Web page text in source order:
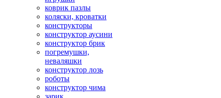
коврик пазлы
коляски, кроватки
конструкторы
конструктор аусини
конструктор брик
погремушки,
неваляшки
конструктор лозь
роботы
конструктор чима
зарик